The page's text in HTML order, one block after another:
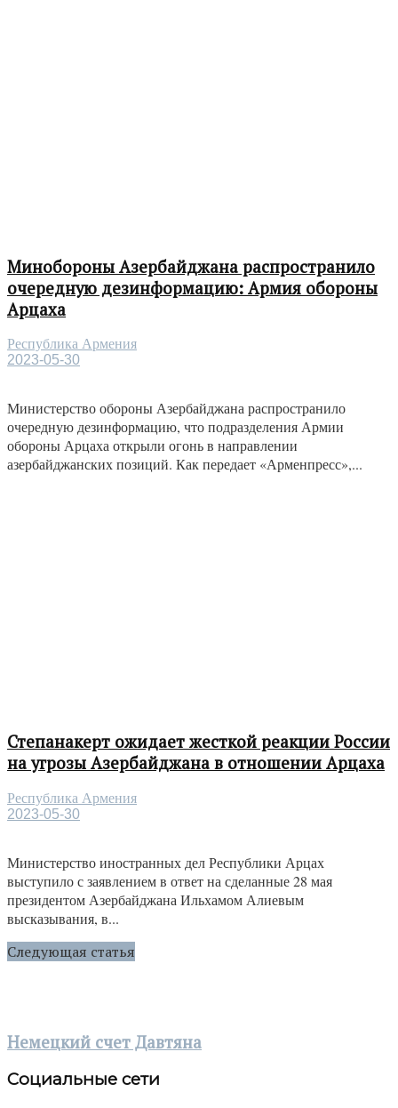
Минобороны Азербайджана распространило
очередную дезинформацию: Армия обороны
Арцаха
Республика Армения
2023-05-30
Министерство обороны Азербайджана распространило
очередную дезинформацию, что подразделения Армии
обороны Арцаха открыли огонь в направлении
азербайджанских позиций. Как передает «Арменпресс»,...
Степанакерт ожидает жесткой реакции России
на угрозы Азербайджана в отношении Арцаха
Республика Армения
2023-05-30
Министерство иностранных дел Республики Арцах
выступило с заявлением в ответ на сделанные 28 мая
президентом Азербайджана Ильхамом Алиевым
высказывания, в...
Следующая статья
Немецкий счет Давтяна
Социальные сети